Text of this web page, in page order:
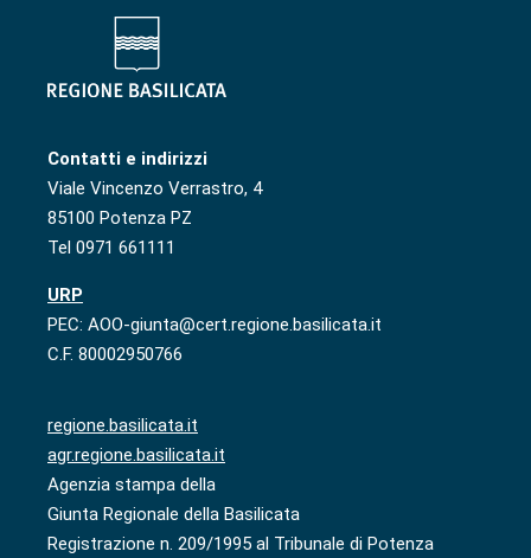
Contatti e indirizzi
Viale Vincenzo Verrastro, 4
85100 Potenza PZ
Tel 0971 661111
URP
PEC: AOO-giunta@cert.regione.basilicata.it
C.F. 80002950766
regione.basilicata.it
agr.regione.basilicata.it
Agenzia stampa della
Giunta Regionale della Basilicata
Registrazione n. 209/1995 al Tribunale di Potenza